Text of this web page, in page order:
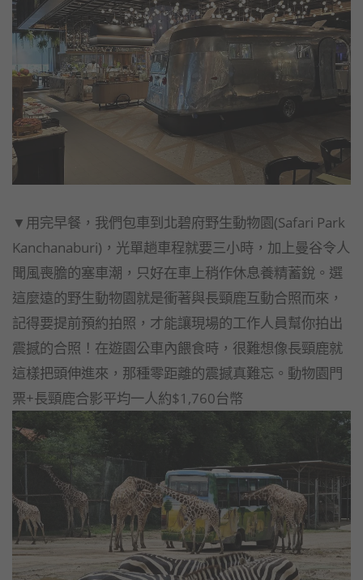
▼用完早餐，我們包車到北碧府野生動物園(Safari Park
Kanchanaburi)，光單趟車程就要三小時，加上曼谷令人
聞風喪膽的塞車潮，只好在車上稍作休息養精蓄銳。選
這麼遠的野生動物園就是衝著與長頸鹿互動合照而來，
記得要提前預約拍照，才能讓現場的工作人員幫你拍出
震撼的合照！在遊園公車內餵食時，很難想像長頸鹿就
這樣把頭伸進來，那種零距離的震撼真難忘。動物園門
票+長頸鹿合影平均一人約$1,760台幣